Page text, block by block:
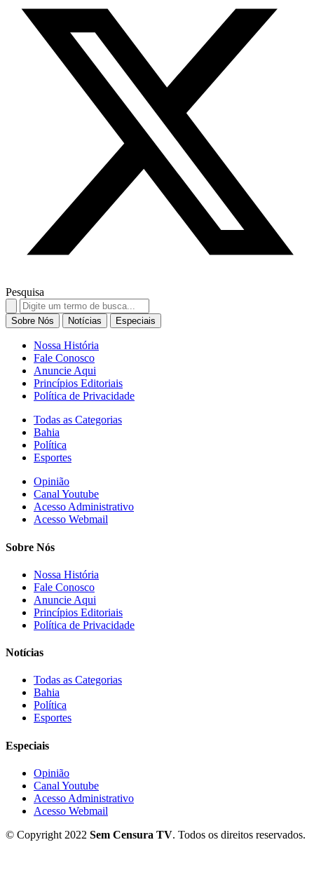
Pesquisa
Search
for:
Sobre Nós Notícias Especiais
Nossa História
Fale Conosco
Anuncie Aqui
Princípios Editoriais
Política de Privacidade
Todas as Categorias
Bahia
Política
Esportes
Opinião
Canal Youtube
Acesso Administrativo
Acesso Webmail
Sobre Nós
Nossa História
Fale Conosco
Anuncie Aqui
Princípios Editoriais
Política de Privacidade
Notícias
Todas as Categorias
Bahia
Política
Esportes
Especiais
Opinião
Canal Youtube
Acesso Administrativo
Acesso Webmail
© Copyright 2022 Sem Censura TV. Todos os direitos reservados.